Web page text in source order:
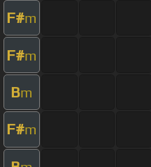
F#m
F#m
Bm
F#m